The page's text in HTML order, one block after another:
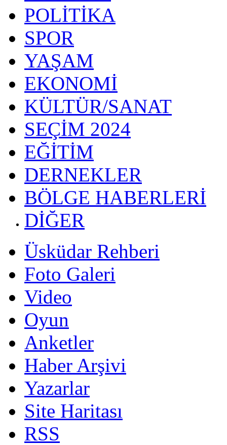
POLİTİKA
SPOR
YAŞAM
EKONOMİ
KÜLTÜR/SANAT
SEÇİM 2024
EĞİTİM
DERNEKLER
BÖLGE HABERLERİ
DİĞER
Üsküdar Rehberi
Foto Galeri
Video
Oyun
Anketler
Haber Arşivi
Yazarlar
Site Haritası
RSS